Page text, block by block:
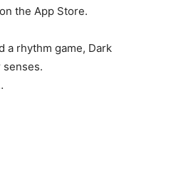
the App Store.
a rhythm game, Dark
senses.